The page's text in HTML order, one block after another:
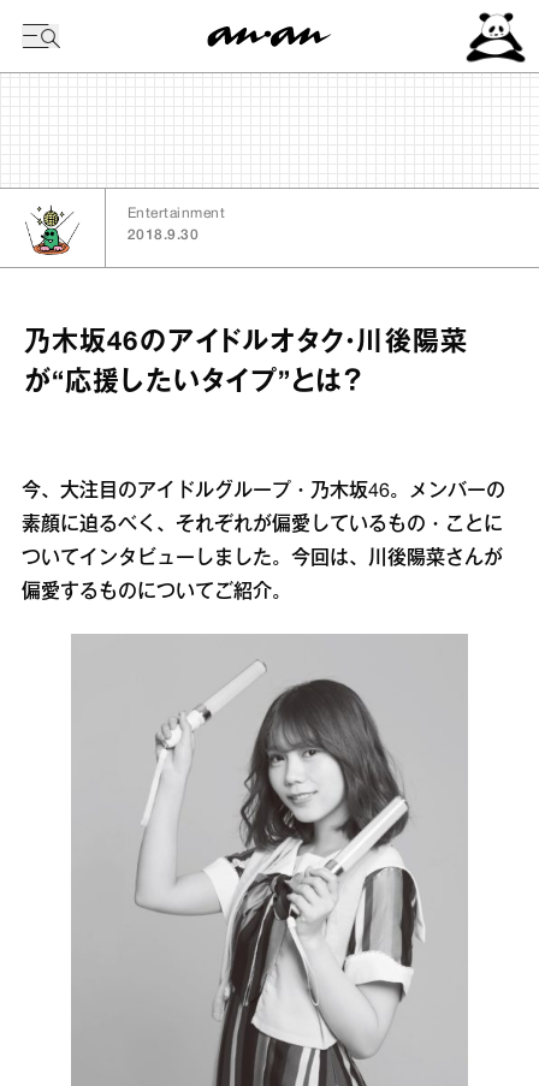
Entertainment
2018.9.30
乃木坂46のアイドルオタク・川後陽菜
が“応援したいタイプ”とは？
今、大注目のアイドルグループ・乃木坂46。メンバーの
素顔に迫るべく、それぞれが偏愛しているもの・ことに
ついてインタビューしました。今回は、川後陽菜さんが
偏愛するものについてご紹介。